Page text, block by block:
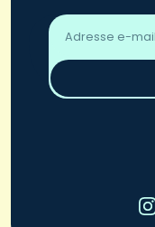
Adresse
email